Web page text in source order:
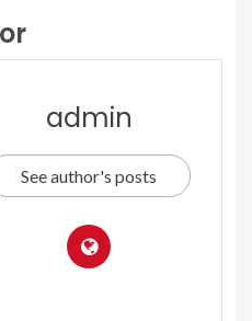
admin
See author's posts